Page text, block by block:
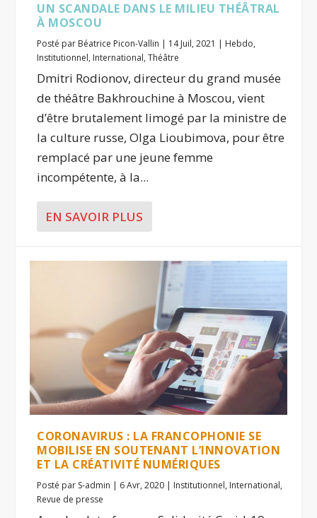
UN SCANDALE DANS LE MILIEU THÉÂTRAL
À MOSCOU
Posté par Béatrice Picon-Vallin | 14 Juil, 2021 | Hebdo,
Institutionnel, International,Théâtre
Dmitri Rodionov, directeur du grand musée
de théâtre Bakhrouchine à Moscou, vient
d’être brutalement limogé par la ministre de
la culture russe, Olga Lioubimova, pour être
remplacé par une jeune femme
incompétente, à la...
EN SAVOIR PLUS
CORONAVIRUS : LA FRANCOPHONIE SE
MOBILISE EN SOUTENANT L’INNOVATION
ET LA CRÉATIVITÉ NUMÉRIQUES
Posté par S-admin | 6 Avr, 2020 | Institutionnel, International,
Revue de presse